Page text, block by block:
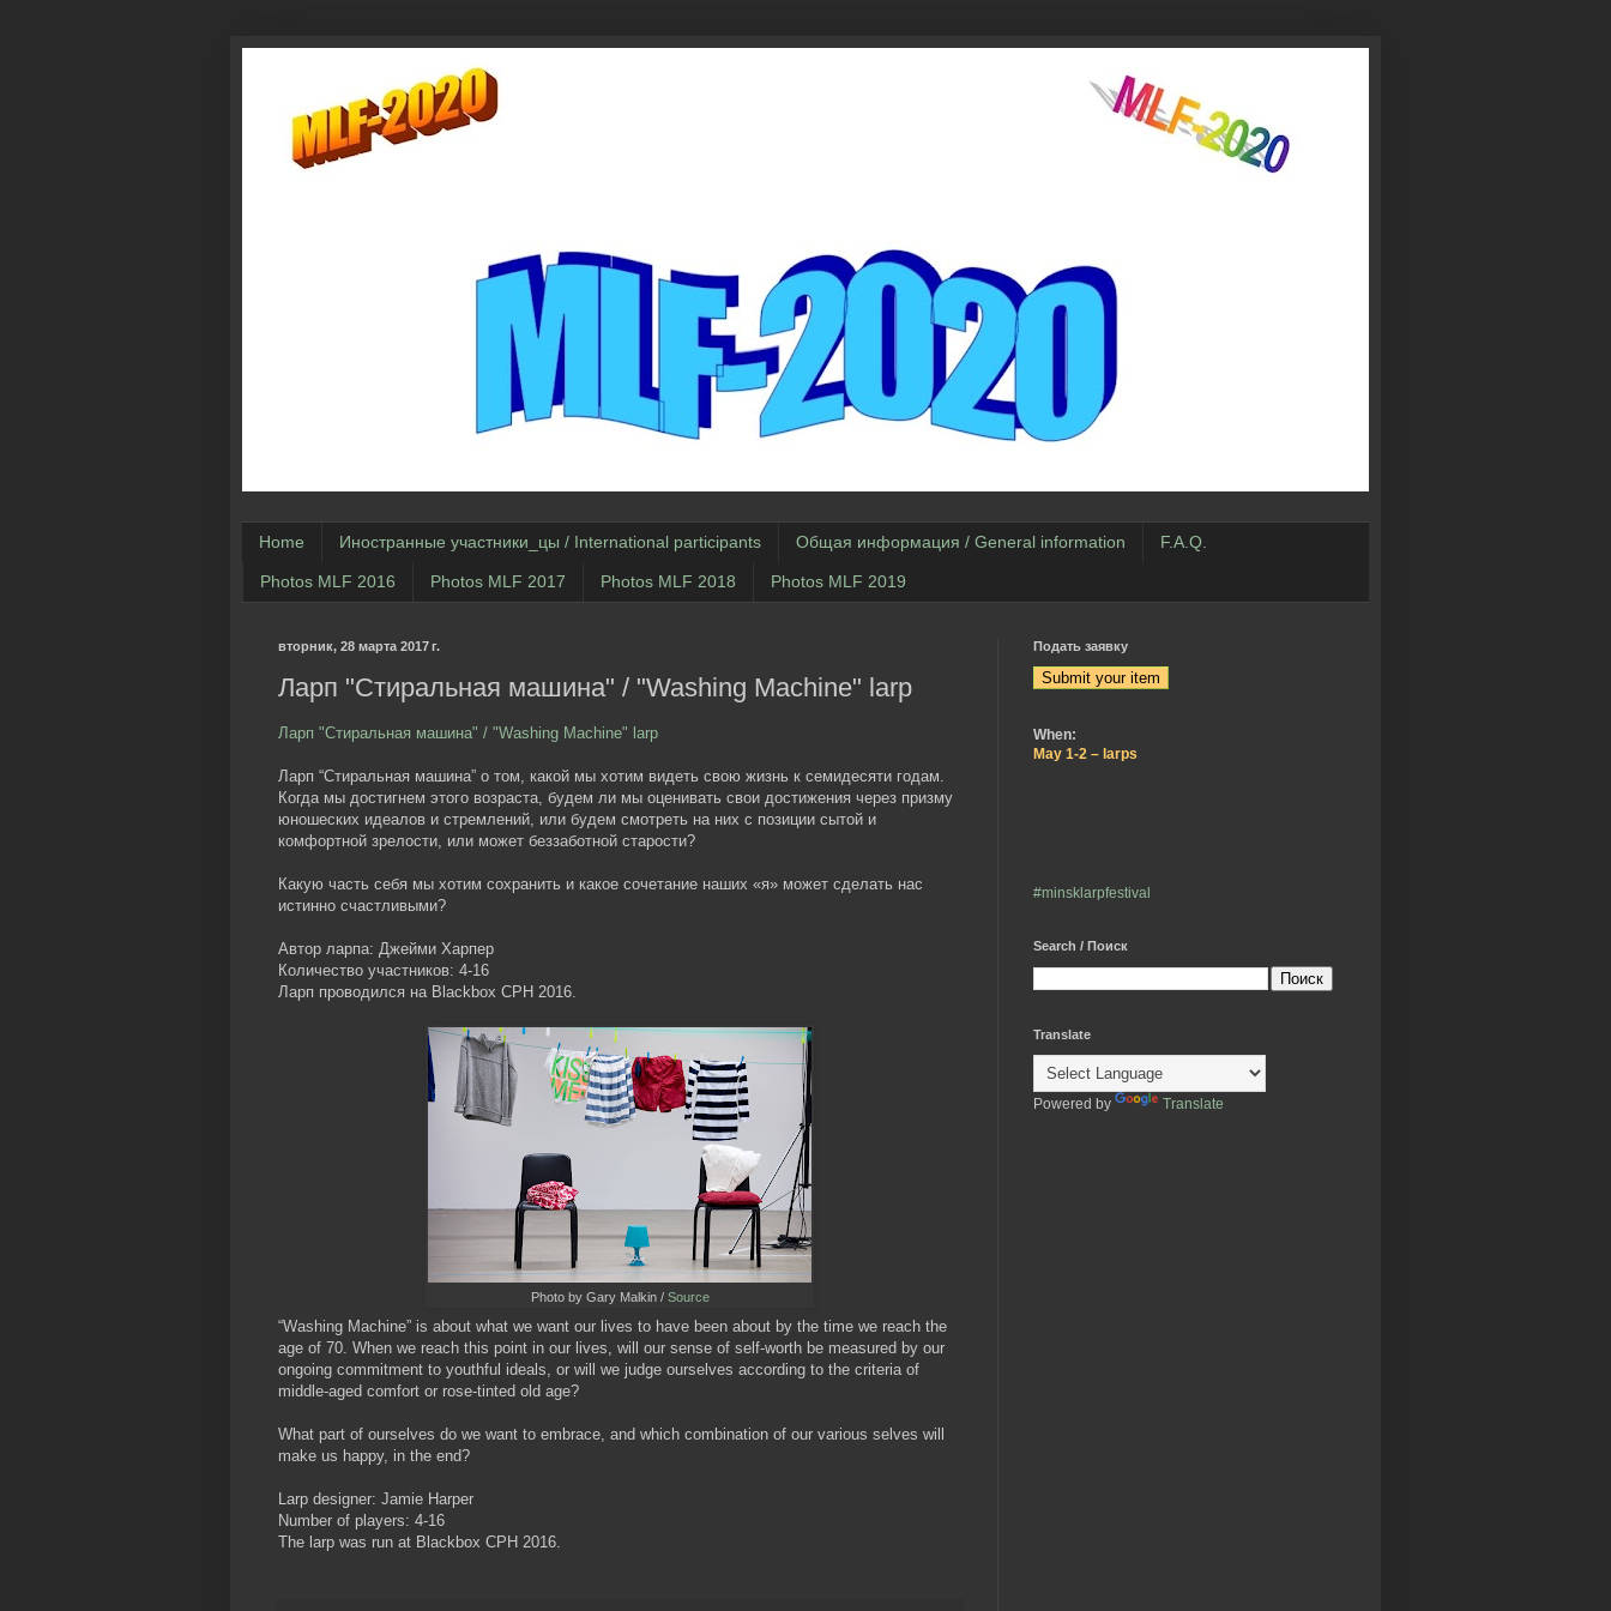
Home Иностранные участники_цы / International participants Общая информация / General information F.A.Q.
Photos MLF 2016 Photos MLF 2017 Photos MLF 2018 Photos MLF 2019
вторник, 28 марта 2017 г.
Ларп "Стиральная машина" / "Washing Machine" larp
Ларп "Стиральная машина" / "Washing Machine" larp
Ларп “Стиральная машина” о том, какой мы хотим видеть свою жизнь к семидесяти годам.
Когда мы достигнем этого возраста, будем ли мы оценивать свои достижения через призму
юношеских идеалов и стремлений, или будем смотреть на них с позиции сытой и
комфортной зрелости, или может беззаботной старости?
Какую часть себя мы хотим сохранить и какое сочетание наших «я» может сделать нас
истинно счастливыми?
Автор ларпа: Джейми Харпер
Количество участников: 4-16
Ларп проводился на Blackbox CPH 2016.
Photo by Gary Malkin / Source
“Washing Machine” is about what we want our lives to have been about by the time we reach the
age of 70. When we reach this point in our lives, will our sense of self-worth be measured by our
ongoing commitment to youthful ideals, or will we judge ourselves according to the criteria of
middle-aged comfort or rose-tinted old age?
What part of ourselves do we want to embrace, and which combination of our various selves will
make us happy, in the end?
Larp designer: Jamie Harper
Number of players: 4-16
The larp was run at Blackbox CPH 2016.
Подать заявку
When:
May 1-2 – larps
#minsklarpfestival
Search / Поиск
Translate
Powered by Translate